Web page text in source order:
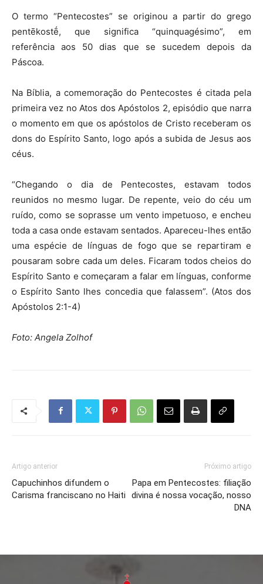
O termo “Pentecostes” se originou a partir do grego
pentēkostḗ, que significa “quinquagésimo”, em
referência aos 50 dias que se sucedem depois da
Páscoa.
Na Bíblia, a comemoração do Pentecostes é citada pela
primeira vez no Atos dos Apóstolos 2, episódio que narra
o momento em que os apóstolos de Cristo receberam os
dons do Espírito Santo, logo após a subida de Jesus aos
céus.
“Chegando o dia de Pentecostes, estavam todos
reunidos no mesmo lugar. De repente, veio do céu um
ruído, como se soprasse um vento impetuoso, e encheu
toda a casa onde estavam sentados. Apareceu-lhes então
uma espécie de línguas de fogo que se repartiram e
pousaram sobre cada um deles. Ficaram todos cheios do
Espírito Santo e começaram a falar em línguas, conforme
o Espírito Santo lhes concedia que falassem”. (Atos dos
Apóstolos 2:1-4)
Foto: Angela Zolhof
Artigo anterior
Capuchinhos difundem o
Carisma franciscano no Haiti
Próximo artigo
Papa em Pentecostes: filiação
divina é nossa vocação, nosso
DNA